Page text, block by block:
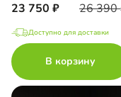
23 750 26 390
Доступно для доставки
В корзину